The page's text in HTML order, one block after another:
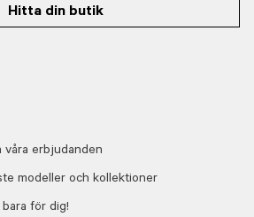
Hitta din butik
erbjudanden
modeller och kollektioner
för dig!